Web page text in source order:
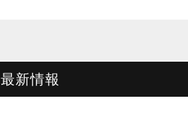
最新情報